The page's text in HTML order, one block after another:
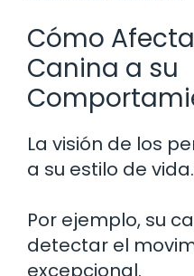
Cómo
Canina a su
La visión de los
a su estilo de vida.
Por ejemplo, su
detectar el
excepcional.